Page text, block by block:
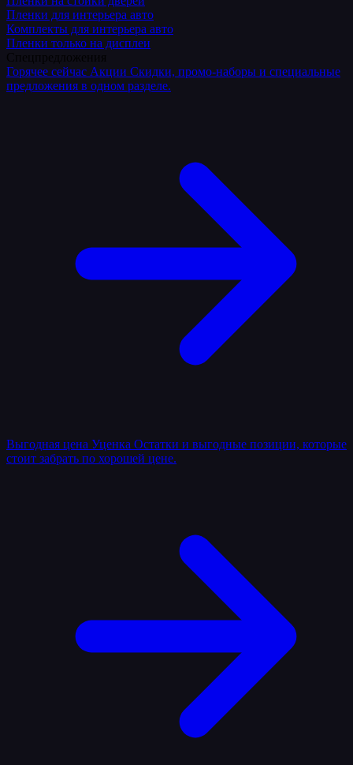
Пленки для интерьера авто
Комплекты для интерьера авто
Пленки только на дисплеи
Горячее сейчас Акции Скидки, промо-наборы и специальные
предложения в одном разделе.
Выгодная цена Уценка Остатки и выгодные позиции, которые
стоит забрать по хорошей цене.